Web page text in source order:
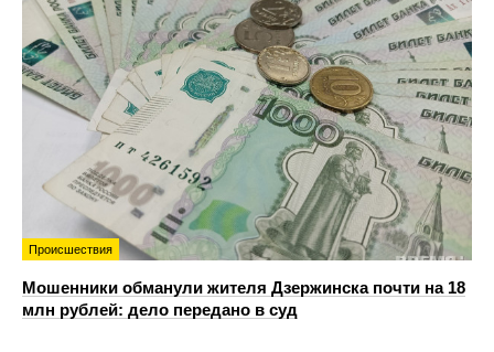
Происшествия
Мошенники обманули жителя Дзержинска почти на 18
млн рублей: дело передано в суд